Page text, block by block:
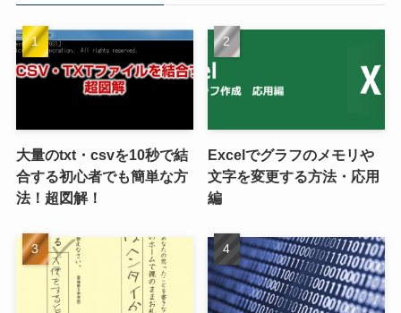
大量のtxt・csvを10秒で結
合する初心者でも簡単な方
法！超図解！
Excelでグラフのメモリや
文字を変更する方法・応用
編